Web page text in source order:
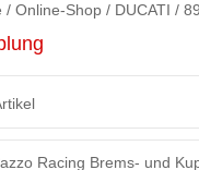
/ Online-Shop / DUCATI /